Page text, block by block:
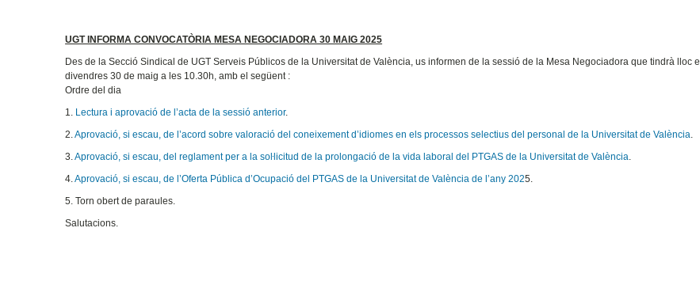
UGT INFORMA CONVOCATÒRIA MESA NEGOCIADORA 30 MAIG 2025
Des de la Secció Sindical de UGT Serveis Públicos de la Universitat de València, us informen de la sessió de la Mesa Negociadora que tindrà lloc el
divendres 30 de maig a les 10.30h, amb el següent :
Ordre del dia
1. Lectura i aprovació de l’acta de la sessió anterior.
2.Aprovació, si escau, de l’acord sobre valoració del coneixement d’idiomes en els processos selectius del personal de la Universitat de València.
3.Aprovació, si escau, del reglament per a la soŀlicitud de la prolongació de la vida laboral del PTGAS de la Universitat de València.
4.Aprovació, si escau, de l’Oferta Pública d’Ocupació del PTGAS de la Universitat de València de l’any 2025.
5. Torn obert de paraules.
Salutacions.